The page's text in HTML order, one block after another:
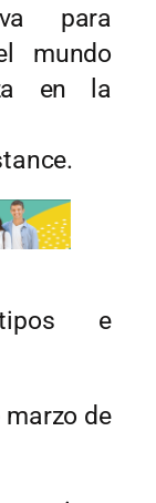
para
mundo
en la
e
de